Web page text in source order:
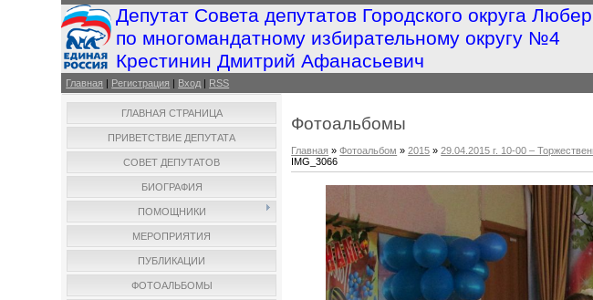
Депутат Совета депутатов Городского округа
по многомандатному избирательному округу №4
Крестинин Дмитрий Афанасьевич
Главная | Регистрация | Вход | RSS
ГЛАВНАЯ СТРАНИЦА
ПРИВЕТСТВИЕ ДЕПУТАТА
СОВЕТ ДЕПУТАТОВ
БИОГРАФИЯ
ПОМОЩНИКИ
МЕРОПРИЯТИЯ
ПУБЛИКАЦИИ
ФОТОАЛЬБОМЫ
Фотоальбомы
Главная »Фотоальбом »2015 »29.04.2015 г. 10-00 –
IMG_3066